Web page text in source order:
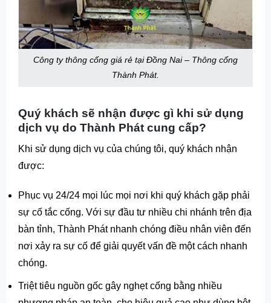
Công ty thông cống giá rẻ tại Đồng Nai – Thông cống
Thành Phát.
Quý khách sẽ nhận được gì khi sử dụng
dịch vụ do Thành Phát cung cấp?
Khi sử dụng dịch vụ của chúng tôi, quý khách nhận
được:
Phục vụ 24/24 mọi lúc mọi nơi khi quý khách gặp phải
sự cố tắc cống. Với sự đầu tư nhiều chi nhánh trên địa
bàn tỉnh, Thành Phát nhanh chóng điều nhân viên đến
nơi xảy ra sự cố để giải quyết vấn đề một cách nhanh
chóng.
Triệt tiêu nguồn gốc gây nghẹt cống bằng nhiều